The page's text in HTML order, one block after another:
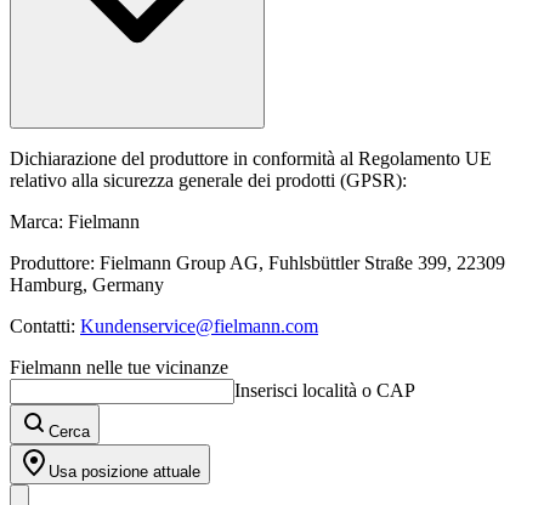
Dichiarazione del produttore in conformità al Regolamento UE
relativo alla sicurezza generale dei prodotti (GPSR):
Marca: Fielmann
Produttore: Fielmann Group AG, Fuhlsbüttler Straße 399, 22309
Hamburg, Germany
Contatti: Kundenservice@fielmann.com
Fielmann nelle tue vicinanze
Inserisci località o CAP
Cerca
Usa posizione attuale